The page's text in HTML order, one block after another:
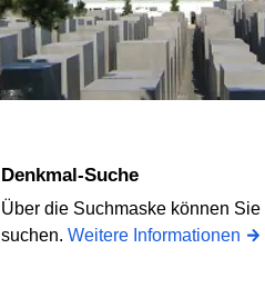
Denkmal-Suche
Über die Suchmaske können
suchen. Weitere Informationen